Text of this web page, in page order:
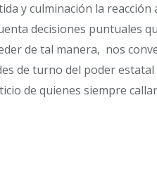
y culminación la
decisiones puntuales
de tal manera, nos
de turno del poder estatal
de quienes siempre